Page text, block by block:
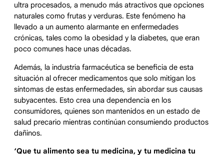
ultra procesados, a menudo más atractivos que opciones
naturales como frutas y verduras. Este fenómeno ha
llevado a un aumento alarmante en enfermedades
crónicas, tales como la obesidad y la diabetes, que eran
poco comunes hace unas décadas.
Además, la industria farmacéutica se beneficia de esta
situación al ofrecer medicamentos que solo mitigan los
síntomas de estas enfermedades, sin abordar sus causas
subyacentes. Esto crea una dependencia en los
consumidores, quienes son mantenidos en un estado de
salud precario mientras continúan consumiendo productos
dañinos.
‘Que tu alimento sea tu medicina, y tu medicina tu